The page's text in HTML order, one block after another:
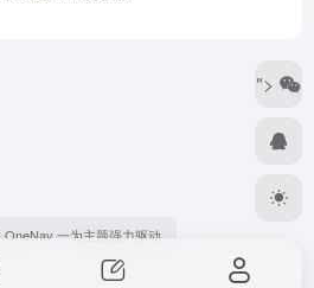
">
OneNav 一为主题强力驱动